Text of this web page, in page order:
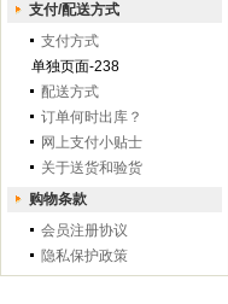
支付/配送方式
支付方式
单独页面-238
配送方式
订单何时出库？
网上支付小贴士
关于送货和验货
购物条款
会员注册协议
隐私保护政策